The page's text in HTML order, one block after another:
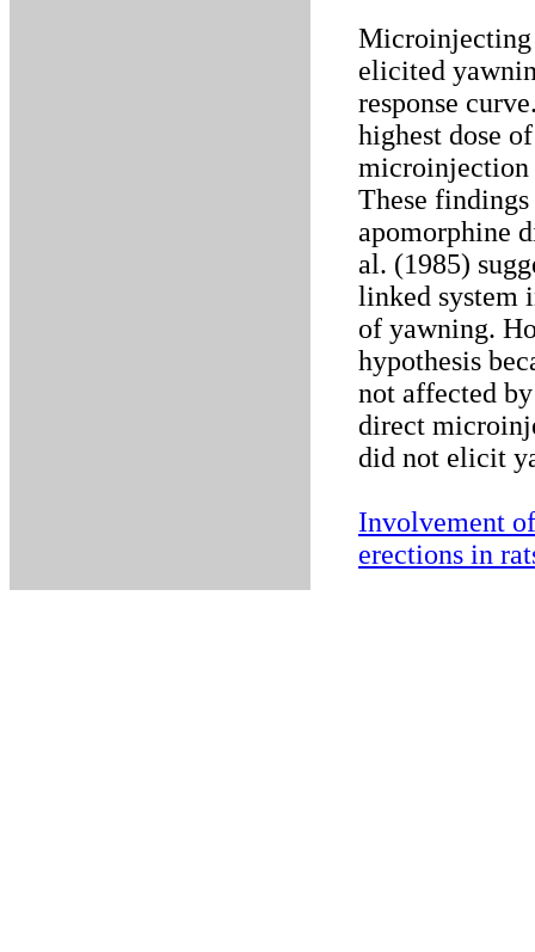
Microinjecting
elicited
response
highest dose
microinjection
These
apomorphine
al. (1985)
linked system
of yawning.
hypothesis
not affected
direct
did not elicit
Involvement
erections in